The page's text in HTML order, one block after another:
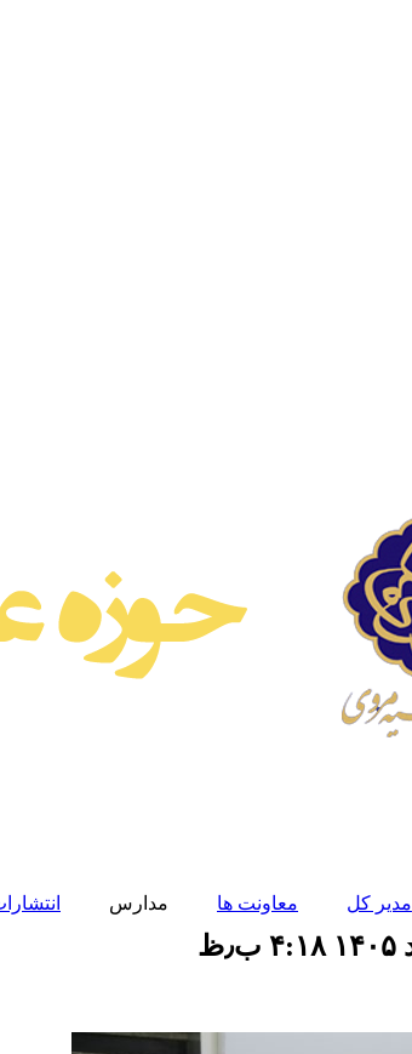
مدیر کل معاونت ها مدارس